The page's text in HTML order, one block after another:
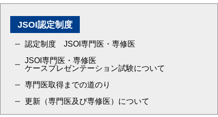
JSOI認定制度
認定制度 JSOI専門医・専修医
JSOI専門医・専修医
ケースプレゼンテーション試験について
専門医取得までの道のり
更新（専門医及び専修医）について